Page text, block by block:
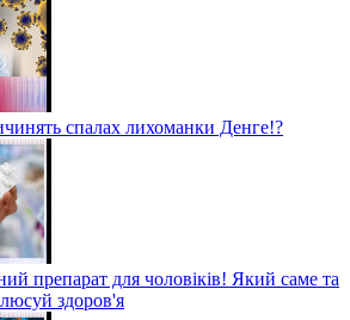
спалах лихоманки Денге!?
препарат для чоловіків! Який саме та
здоров'я